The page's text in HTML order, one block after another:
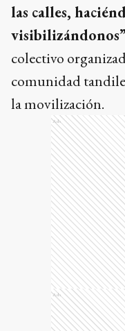
las calles,
visibilizándonos”
colectivo
comunidad
la movilización.
Ads
Ads